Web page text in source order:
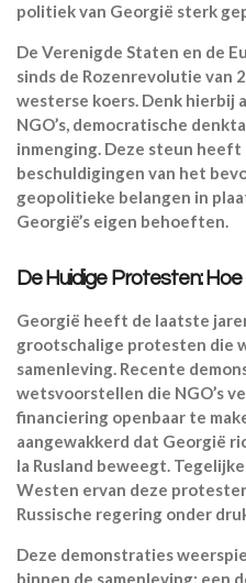
politiek van Georgië sterk
De Verenigde Staten en de
sinds de Rozenrevolutie van
westerse koers. Denk hierbij
NGO’s, democratische
inmenging. Deze steun
beschuldigingen van het
geopolitieke belangen in
Georgië’s eigen behoeften.
De Huidige Protesten:
Georgië heeft de laatste
grootschalige protesten die
samenleving. Recente
wetsvoorstellen die NGO’s
financiering openbaar te
aangewakkerd dat Georgië
la Rusland beweegt.
Westen ervan deze
Russische regering onder
Deze demonstraties
binnen de samenleving: een